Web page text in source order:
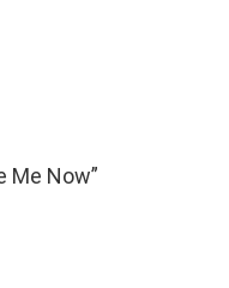
Me Now”